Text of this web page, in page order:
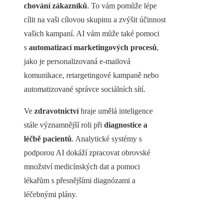
chování zákazníků. To vám pomůže lépe
cílit na vaši cílovou skupinu a zvýšit účinnost
vašich kampaní. AI vám může také pomoci
s automatizací marketingových procesů,
jako je personalizovaná e-mailová
komunikace, retargetingové kampaně nebo
automatizované správce sociálních sítí.
Ve zdravotnictvíhraje umělá inteligence
stále významnější roli při diagnostice a
léčbě pacientů. Analytické systémy s
podporou AI dokáží zpracovat obrovské
množství medicínských dat a pomoci
lékařům s přesnějšími diagnózami a
léčebnými plány.